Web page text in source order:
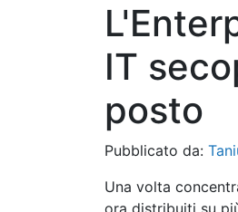
IT
posto
Pubblicato da:
Una volta
ora distribuiti su